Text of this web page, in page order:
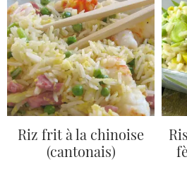
Riz frit à la chinoise
(cantonais)